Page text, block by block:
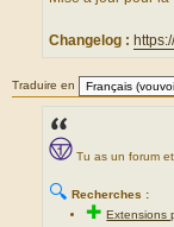
Changelog :
Traduire en
Tu as un forum
🔍 Recherches :
✚Extensions